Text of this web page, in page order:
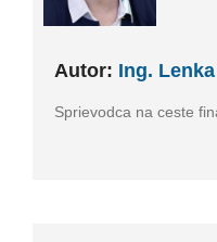
Autor: Ing.
Sprievodca na ceste